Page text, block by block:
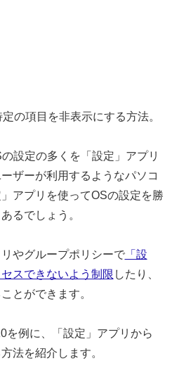
設定の多くを「設定」アプリ
ザーが利用するようなパソコ
アプリを使ってOSの設定を勝
るでしょう。
やグループポリシーで「設
スできないよう制限 したり、
とができます。
を例に、「設定」アプリから
法を紹介します。